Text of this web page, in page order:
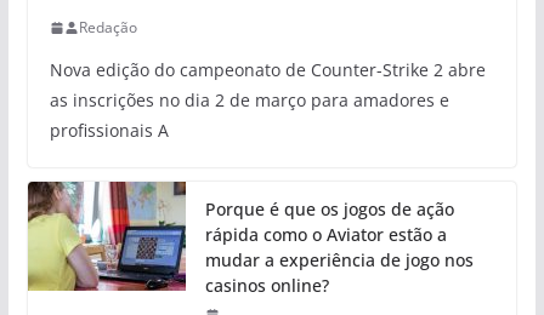
Redação
Nova edição do campeonato de Counter-Strike 2 abre
as inscrições no dia 2 de março para amadores e
profissionais A
Porque é que os jogos de ação
rápida como o Aviator estão a
mudar a experiência de jogo nos
casinos online?